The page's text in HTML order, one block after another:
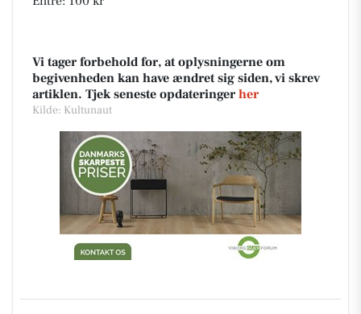
Vi tager forbehold for, at oplysningerne om
begivenheden kan have ændret sig siden, vi skrev
artiklen. Tjek seneste opdateringer her
Kilde: Kultunaut